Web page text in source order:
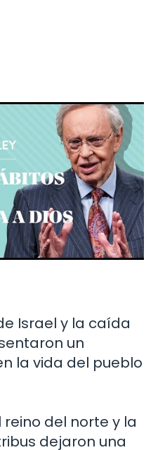
Israel y la caída
un
la vida del pueblo
del norte y la
dejaron una